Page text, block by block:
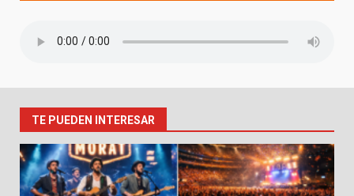
TE PUEDEN INTERESAR